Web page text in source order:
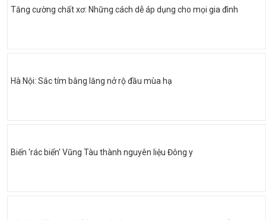
Tăng cường chất xơ: Những cách dễ áp dụng cho mọi gia đình
Hà Nội: Sắc tím bằng lăng nở rộ đầu mùa hạ
Biến 'rác biển' Vũng Tàu thành nguyên liệu Đông y